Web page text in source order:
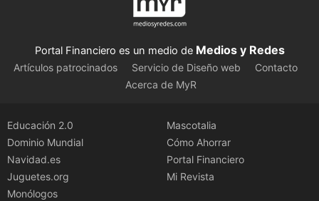
Portal Financiero es un medio de Medios y Redes
Artículos patrocinados Servicio de Diseño web
Contacto
Acerca de MyR
Educación 2.0
Dominio Mundial
Navidad.es
Juguetes.org
Monólogos
Mascotalia
Cómo Ahorrar
Portal Financiero
Mi Revista